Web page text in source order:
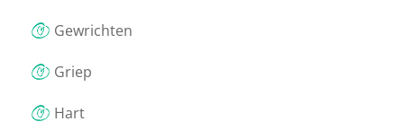
Gewrichten
Griep
Hart